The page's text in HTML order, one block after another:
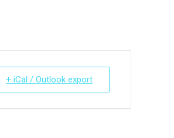
+ iCal / Outlook export